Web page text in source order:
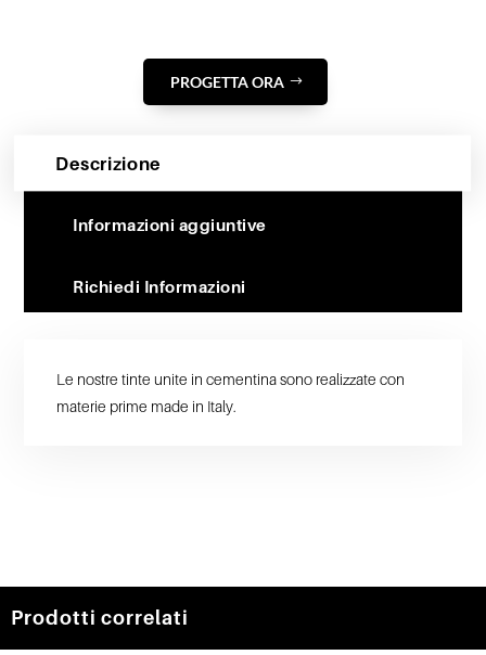
PROGETTA ORA
Descrizione
Informazioni aggiuntive
Richiedi Informazioni
Le nostre tinte unite in cementina sono realizzate con
materie prime made in Italy.
Prodotti correlati